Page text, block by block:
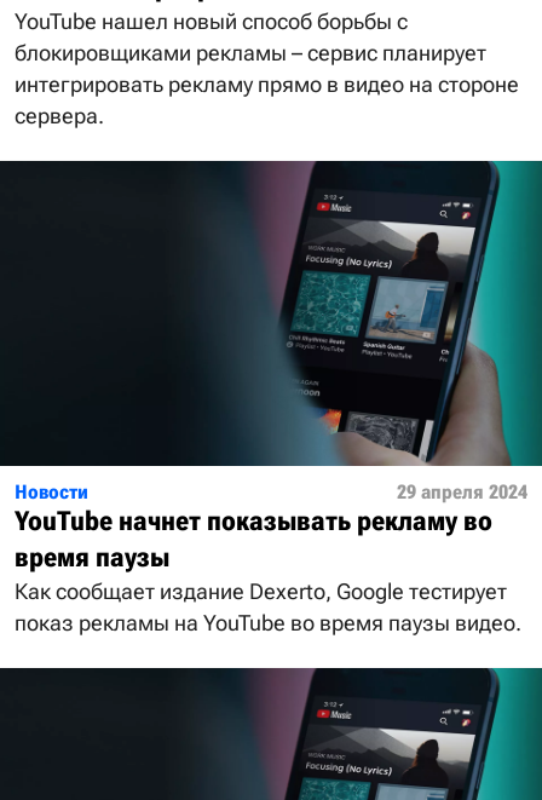
YouTube нашел новый способ борьбы с
блокировщиками рекламы – сервис планирует
интегрировать рекламу прямо в видео на стороне
сервера.
Новости 29 апреля 2024
YouTube начнет показывать рекламу во
время паузы
Как сообщает издание Dexerto, Google тестирует
показ рекламы на YouTube во время паузы видео.